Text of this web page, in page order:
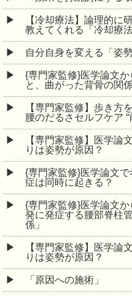
【冷却療法】論理的に
教えてくれる「冷却療
自分自身を変える「姿
{専門家監修}医学論文
と、曲がった背骨の関係
【専門家監修】歩き方
腰のだるさセルフケア
【専門家監修】医学論
りは姿勢が原因？
{専門家監修}医学論文
症は同時に起きる？
{専門家監修}医学論文
発に発症する腰部脊柱
係」
【専門家監修】医学論
りは姿勢が原因？
「原因への施術」